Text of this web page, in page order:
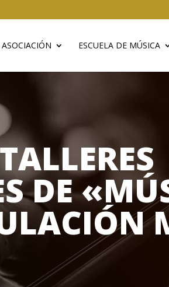
ASOCIACIÓN ESCUELA DE MÚSICA
DE